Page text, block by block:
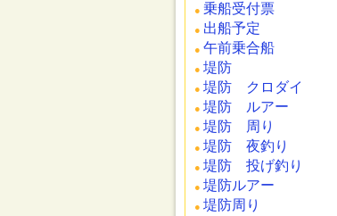
乗船受付票
出船予定
午前乗合船
堤防
堤防 クロダイ
堤防 ルアー
堤防 周り
堤防 夜釣り
堤防 投げ釣り
堤防ルアー
堤防周り